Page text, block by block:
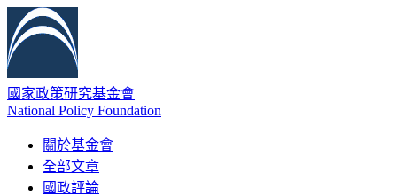
國家政策研究基金會
National Policy Foundation
關於基金會
全部文章
國政評論